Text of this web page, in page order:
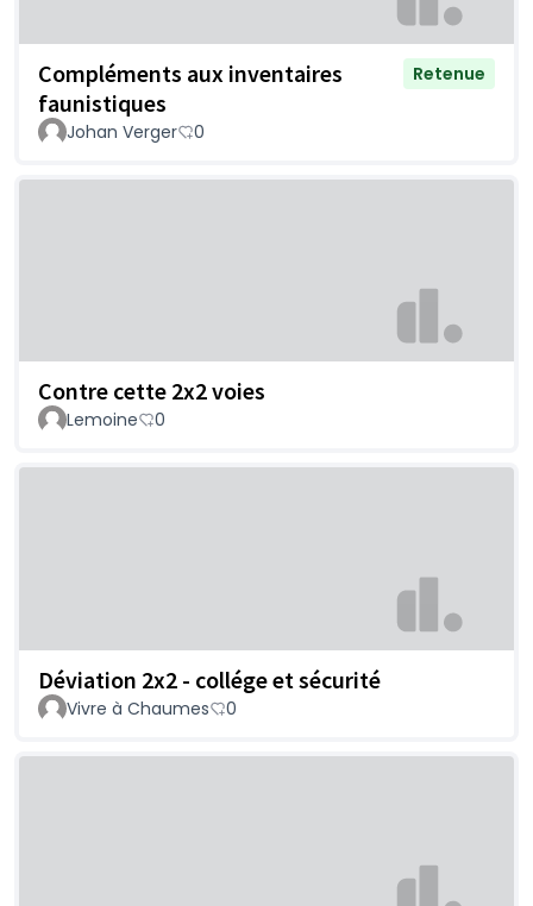
Compléments aux inventaires
faunistiques
Retenue
Johan Verger 0
Contre cette 2x2 voies
Lemoine 0
Déviation 2x2 - collége et sécurité
Vivre à Chaumes 0